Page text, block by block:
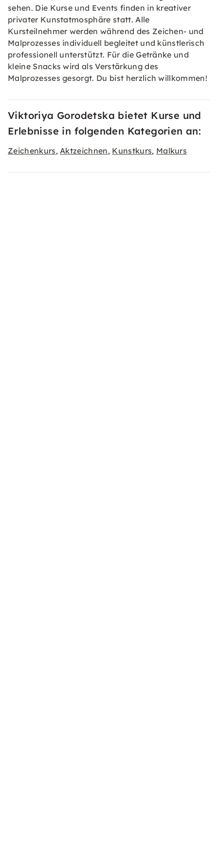
sehen. Die Kurse und Events finden in kreativer
privater Kunstatmosphäre statt. Alle
Kursteilnehmer werden während des Zeichen- und
Malprozesses individuell begleitet und künstlerisch
professionell unterstützt. Für die Getränke und
kleine Snacks wird als Verstärkung des
Malprozesses gesorgt. Du bist herzlich willkommen!
Viktoriya Gorodetska bietet Kurse und
Erlebnisse in folgenden Kategorien an:
Zeichenkurs,Aktzeichnen, Kunstkurs, Malkurs